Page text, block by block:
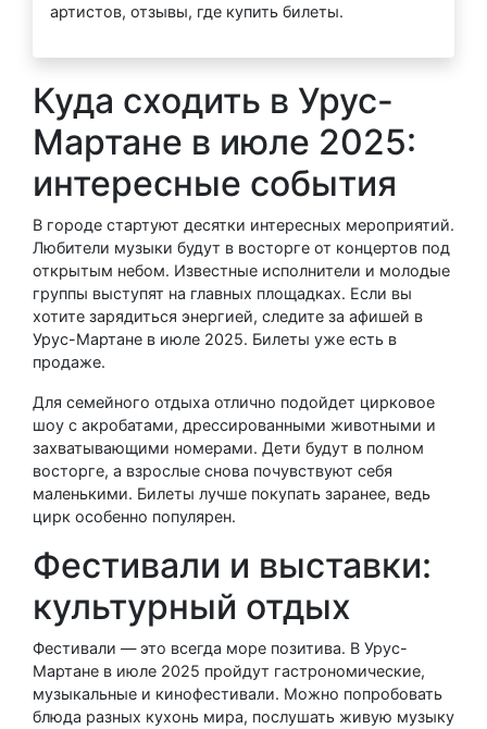
артистов, отзывы, где купить билеты.
Куда сходить в Урус-
Мартане в июле 2025:
интересные события
В городе стартуют десятки интересных мероприятий.
Любители музыки будут в восторге от концертов под
открытым небом. Известные исполнители и молодые
группы выступят на главных площадках. Если вы
хотите зарядиться энергией, следите за афишей в
Урус-Мартане в июле 2025. Билеты уже есть в
продаже.
Для семейного отдыха отлично подойдет цирковое
шоу с акробатами, дрессированными животными и
захватывающими номерами. Дети будут в полном
восторге, а взрослые снова почувствуют себя
маленькими. Билеты лучше покупать заранее, ведь
цирк особенно популярен.
Фестивали и выставки:
культурный отдых
Фестивали — это всегда море позитива. В Урус-
Мартане в июле 2025 пройдут гастрономические,
музыкальные и кинофестивали. Можно попробовать
блюда разных кухонь мира, послушать живую музыку